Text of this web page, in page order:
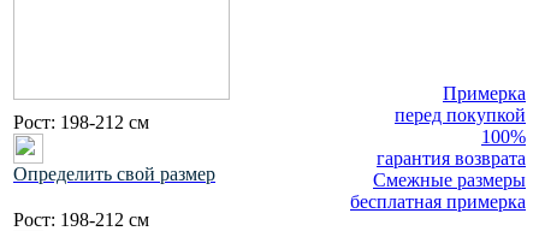
Рост: 198-212 см
Определить свой размер
Рост: 198-212 см
Примерка
перед покупкой
100%
гарантия возврата
Смежные размеры
бесплатная примерка